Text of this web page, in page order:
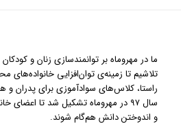
ما در مهروماه بر توانمندسازی زنان و
تلاشیم تا زمینه‌ی توان‌افزایی خانواده‌های
راستا، کلاس‌های سوادآموزی برای پدران و
سال ۹۷ در مهروماه تشکیل شد تا اعضای
و اندوختن دانش هم‌گام شوند.